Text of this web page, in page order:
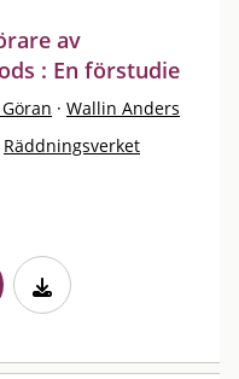
av
: En förstudie
· Wallin Anders
Räddningsverket